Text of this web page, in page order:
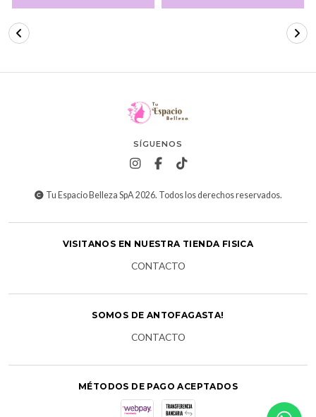
SÍGUENOS
Tu Espacio Belleza SpA 2026. Todos los derechos reservados.
VISITANOS EN NUESTRA TIENDA FISICA
CONTACTO
SOMOS DE ANTOFAGASTA!
CONTACTO
MÉTODOS DE PAGO ACEPTADOS